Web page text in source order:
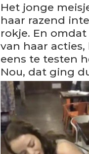
Het jonge
haar razend
rokje. En
van haar
eens te testen
Nou, dat ging